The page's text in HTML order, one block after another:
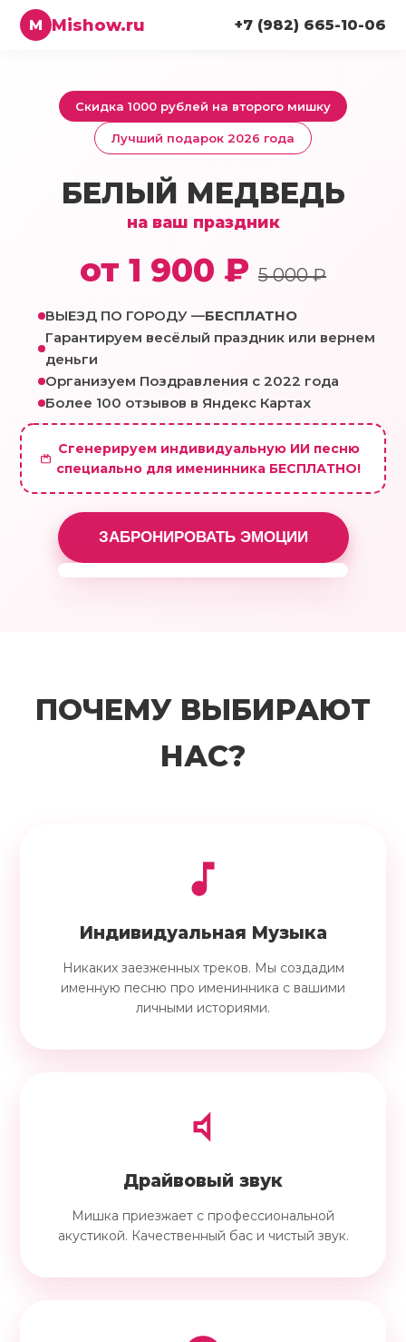
M Mishow.ru +7 (982) 665-10-06
Скидка 1000 рублей на второго мишку
Лучший подарок 2026 года
БЕЛЫЙ МЕДВЕДЬ
на ваш праздник
от 1 900 ₽ 5 000 ₽
ВЫЕЗД ПО ГОРОДУ —БЕСПЛАТНО
Гарантируем весёлый праздник или вернем
деньги
Организуем Поздравления с 2022 года
Более 100 отзывов в Яндекс Картах
Сгенерируем индивидуальную ИИ песню
специально для именинника БЕСПЛАТНО!
ЗАБРОНИРОВАТЬ ЭМОЦИИ
поздравления
ПОЧЕМУ ВЫБИРАЮТ
НАС?
Индивидуальная Музыка
Никаких заезженных треков. Мы создадим
именную песню про именинника с вашими
личными историями.
Драйвовый звук
Мишка приезжает с профессиональной
акустикой. Качественный бас и чистый звук.